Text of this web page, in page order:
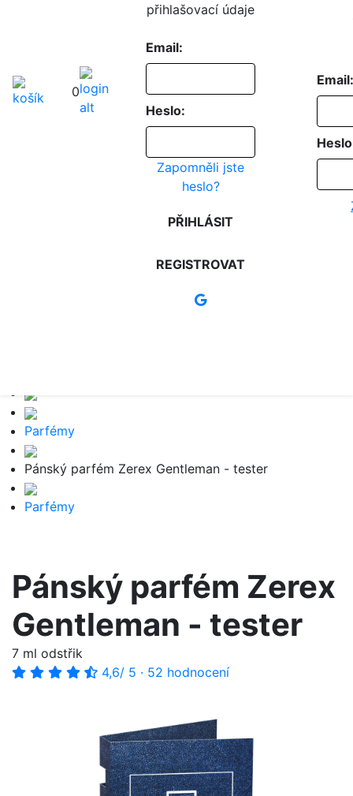
0
přihlašovací údaje
Email:
Heslo:
Zapomněli jste
heslo?
PŘIHLÁSIT
REGISTROVAT
Email:
Parfémy
Pánský parfém Zerex Gentleman - tester
Parfémy
Pánský parfém Zerex
Gentleman - tester
7 ml odstřik
4,6/ 5 · 52 hodnocení